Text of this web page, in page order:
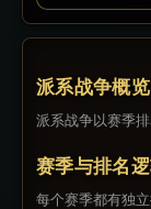
派系战争概览
派系战争以赛季
赛季与排名
每个赛季都有独